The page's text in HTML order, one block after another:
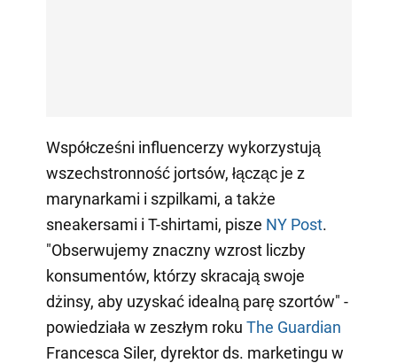
Współcześni influencerzy wykorzystują
wszechstronność jortsów, łącząc je z
marynarkami i szpilkami, a także
sneakersami i T-shirtami, pisze NY Post.
"Obserwujemy znaczny wzrost liczby
konsumentów, którzy skracają swoje
dżinsy, aby uzyskać idealną parę szortów" -
powiedziała w zeszłym roku The Guardian
Francesca Siler, dyrektor ds. marketingu w